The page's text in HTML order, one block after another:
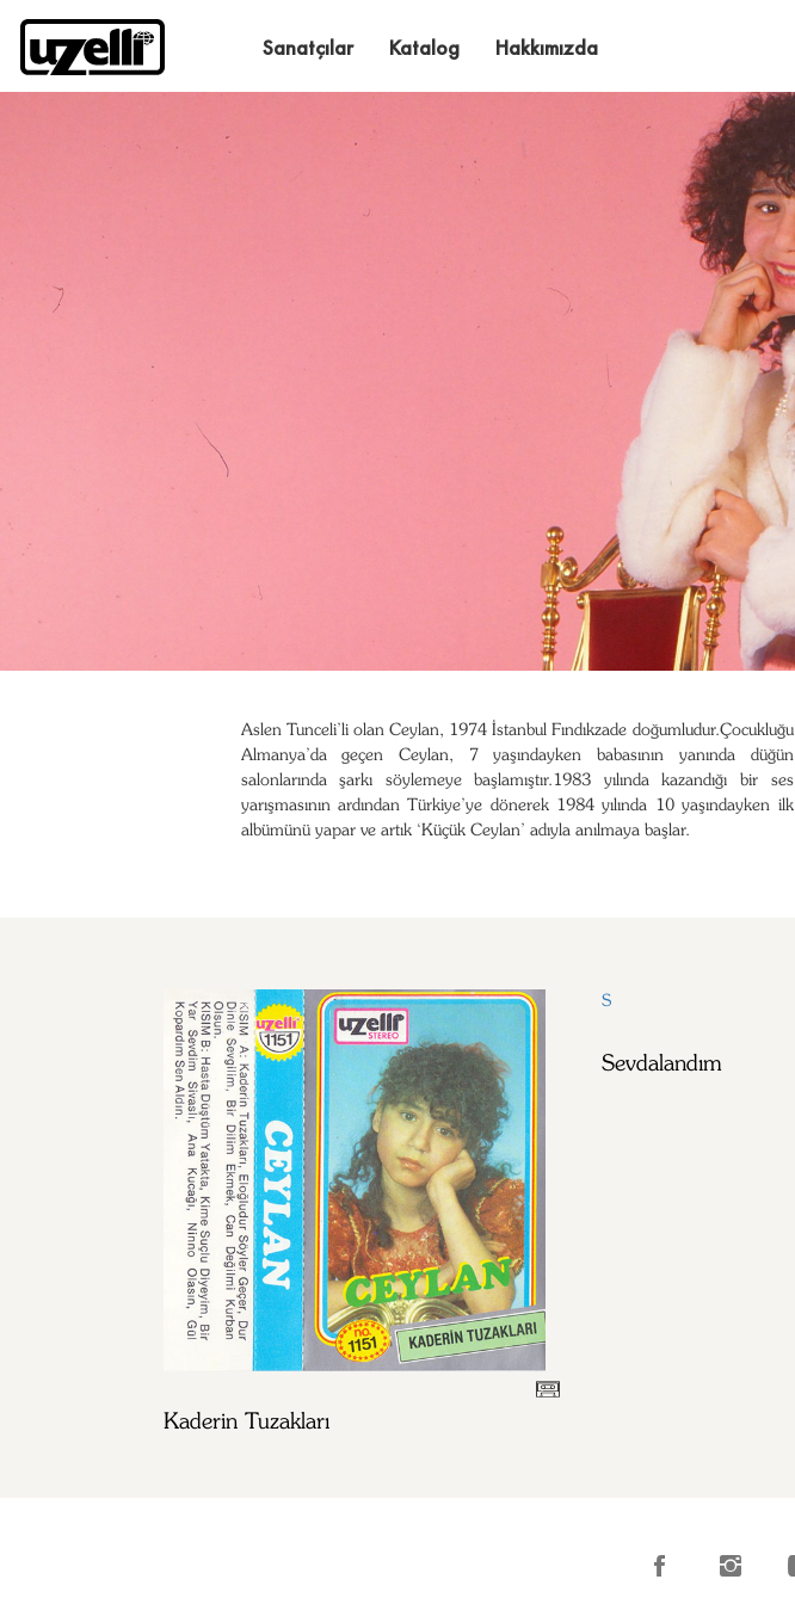
Sanatçılar Katalog Hakkımızda
Aslen Tunceli’li olan Ceylan, 1974 İstanbul Fındıkzade doğumludur.Çocukluğu
Almanya’da geçen Ceylan, 7 yaşındayken babasının yanında düğün
salonlarında şarkı söylemeye başlamıştır.1983 yılında kazandığı bir ses
yarışmasının ardından Türkiye’ye dönerek 1984 yılında 10 yaşındayken ilk
albümünü yapar ve artık ‘Küçük Ceylan’ adıyla anılmaya başlar.
Kaderin Tuzakları
S
Sevdalandım